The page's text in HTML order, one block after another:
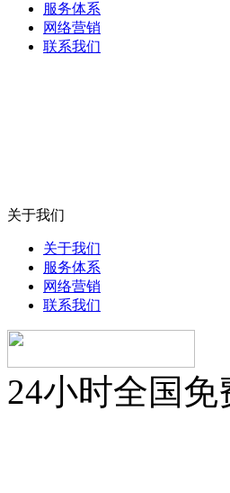
服务体系
网络营销
联系我们
关于我们
关于我们
服务体系
网络营销
联系我们
24小时全国